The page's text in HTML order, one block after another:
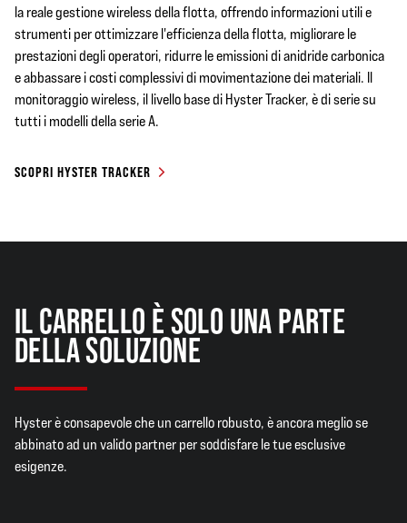
la reale gestione wireless della flotta, offrendo informazioni utili e
strumenti per ottimizzare l'efficienza della flotta, migliorare le
prestazioni degli operatori, ridurre le emissioni di anidride carbonica
e abbassare i costi complessivi di movimentazione dei materiali. Il
monitoraggio wireless, il livello base di Hyster Tracker, è di serie su
tutti i modelli della serie A.
SCOPRI HYSTER TRACKER
IL CARRELLO È SOLO UNA PARTE
DELLA SOLUZIONE
Hyster è consapevole che un carrello robusto, è ancora meglio se
abbinato ad un valido partner per soddisfare le tue esclusive
esigenze.